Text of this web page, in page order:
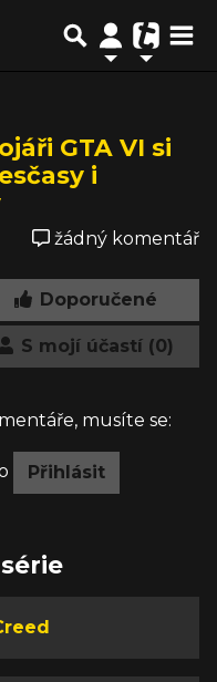
GTA VI si
i
žádný komentář
Doporučené
S mojí účastí (0)
musíte se:
Přihlásit